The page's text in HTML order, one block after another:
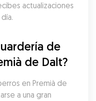
actualizaciones
de
de Dalt?
en Premià de
a una gran